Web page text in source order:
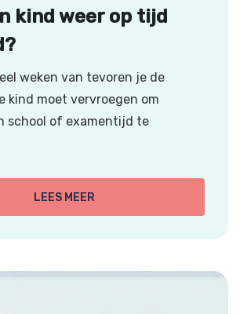
kind weer op tijd
weken van tevoren je de
kind moet vervroegen om
school of examentijd te
LEES MEER